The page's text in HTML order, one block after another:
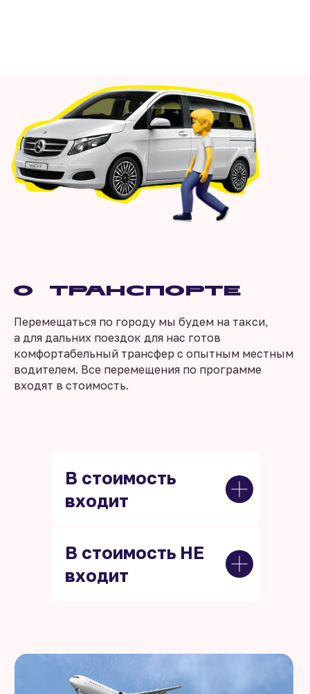
О транспорте
Перемещаться по городу мы будем на такси,
а для дальних поездок для нас готов
комфортабельный трансфер с опытным местным
водителем. Все перемещения по программе
входят в стоимость.
В стоимость
входит
В стоимость НЕ
входит